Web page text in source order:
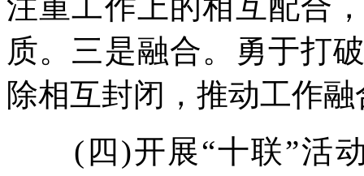
质。三是融合。勇于打
除相互封闭，推动工作
(四)开展“十联”活动